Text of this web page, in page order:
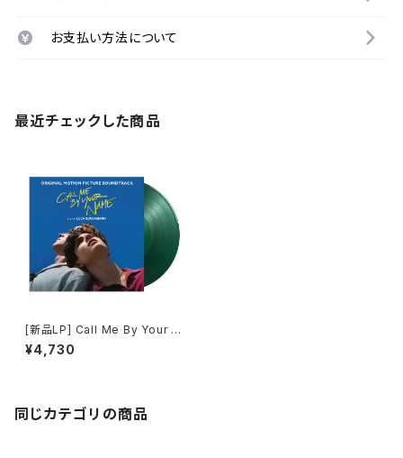
お支払い方法について
最近チェックした商品
[新品LP] Call Me By Your N
ame / 君の名前で僕を呼んで
¥4,730
同じカテゴリの商品